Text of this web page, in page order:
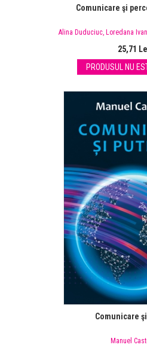
Comunicare şi
Alina Duduciuc, Loredana Ivan
25,71
PRODUSUL NU
Comunicare
Manuel